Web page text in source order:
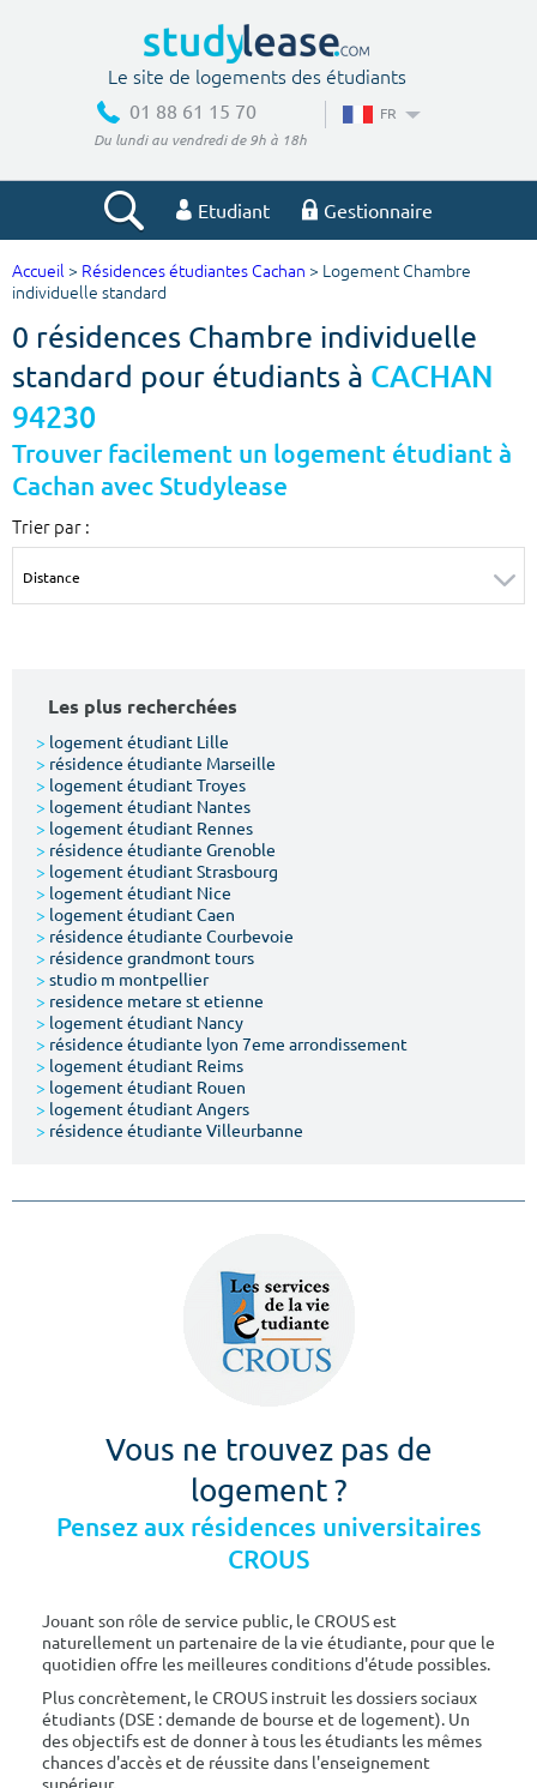
Le site de logements des étudiants
01 88 61 15 70
Du lundi au vendredi de 9h à 18h
FR
Etudiant Gestionnaire
Votre recherche
Ville, école
Budget min
€
Budget max
m² m²
Votre date d'entrée
Chercher
Accueil > Résidences étudiantes Cachan > Logement Chambre
individuelle standard
0 résidences Chambre individuelle
standard pour étudiants à CACHAN
94230
Trouver facilement un logement étudiant à
Cachan avec Studylease
Trier par :
Les plus recherchées
> logement étudiant Lille
> résidence étudiante Marseille
> logement étudiant Troyes
> logement étudiant Nantes
> logement étudiant Rennes
> résidence étudiante Grenoble
> logement étudiant Strasbourg
> logement étudiant Nice
> logement étudiant Caen
> résidence étudiante Courbevoie
> résidence grandmont tours
> studio m montpellier
> residence metare st etienne
> logement étudiant Nancy
> résidence étudiante lyon 7eme arrondissement
> logement étudiant Reims
> logement étudiant Rouen
> logement étudiant Angers
> résidence étudiante Villeurbanne
Vous ne trouvez pas de
logement ?
Pensez aux résidences universitaires
CROUS
Jouant son rôle de service public, le CROUS est
naturellement un partenaire de la vie étudiante, pour que le
quotidien offre les meilleures conditions d'étude possibles.
Plus concrètement, le CROUS instruit les dossiers sociaux
étudiants (DSE : demande de bourse et de logement). Un
des objectifs est de donner à tous les étudiants les mêmes
chances d'accès et de réussite dans l'enseignement
supérieur.